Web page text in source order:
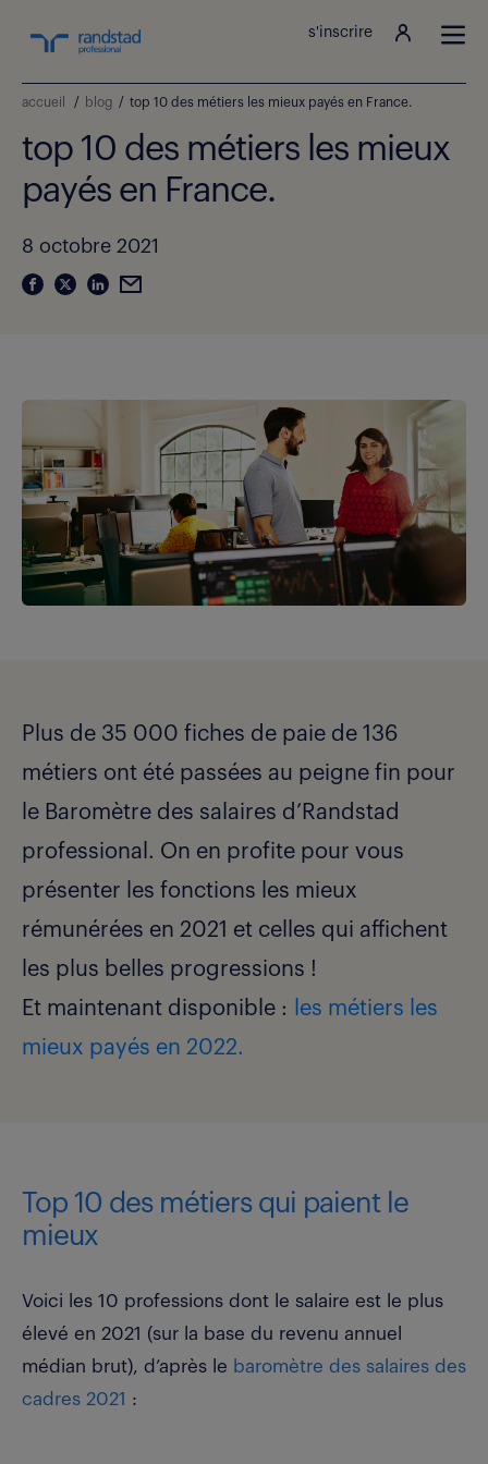
s'inscrire
accueil / blog / top 10 des métiers les mieux payés en France.
top 10 des métiers les mieux
payés en France.
8 octobre 2021
Plus de 35 000 fiches de paie de 136
métiers ont été passées au peigne fin pour
le Baromètre des salaires d’Randstad
professional. On en profite pour vous
présenter les fonctions les mieux
rémunérées en 2021 et celles qui affichent
les plus belles progressions !
Et maintenant disponible :
les métiers les
mieux payés en 2022.
Top 10 des métiers qui paient le
mieux
Voici les 10 professions dont le salaire est le plus
élevé en 2021 (sur la base du revenu annuel
médian brut), d’après le baromètre des salaires des
cadres 2021 :